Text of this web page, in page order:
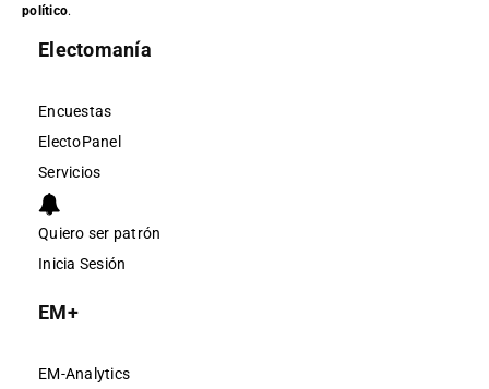
político.
Electomanía
Encuestas
ElectoPanel
Servicios
Quiero ser patrón
Inicia Sesión
EM+
EM-Analytics